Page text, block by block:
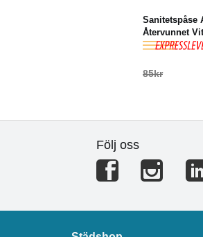
Sanitetspåse
Återvunnet
85kr
Följ oss